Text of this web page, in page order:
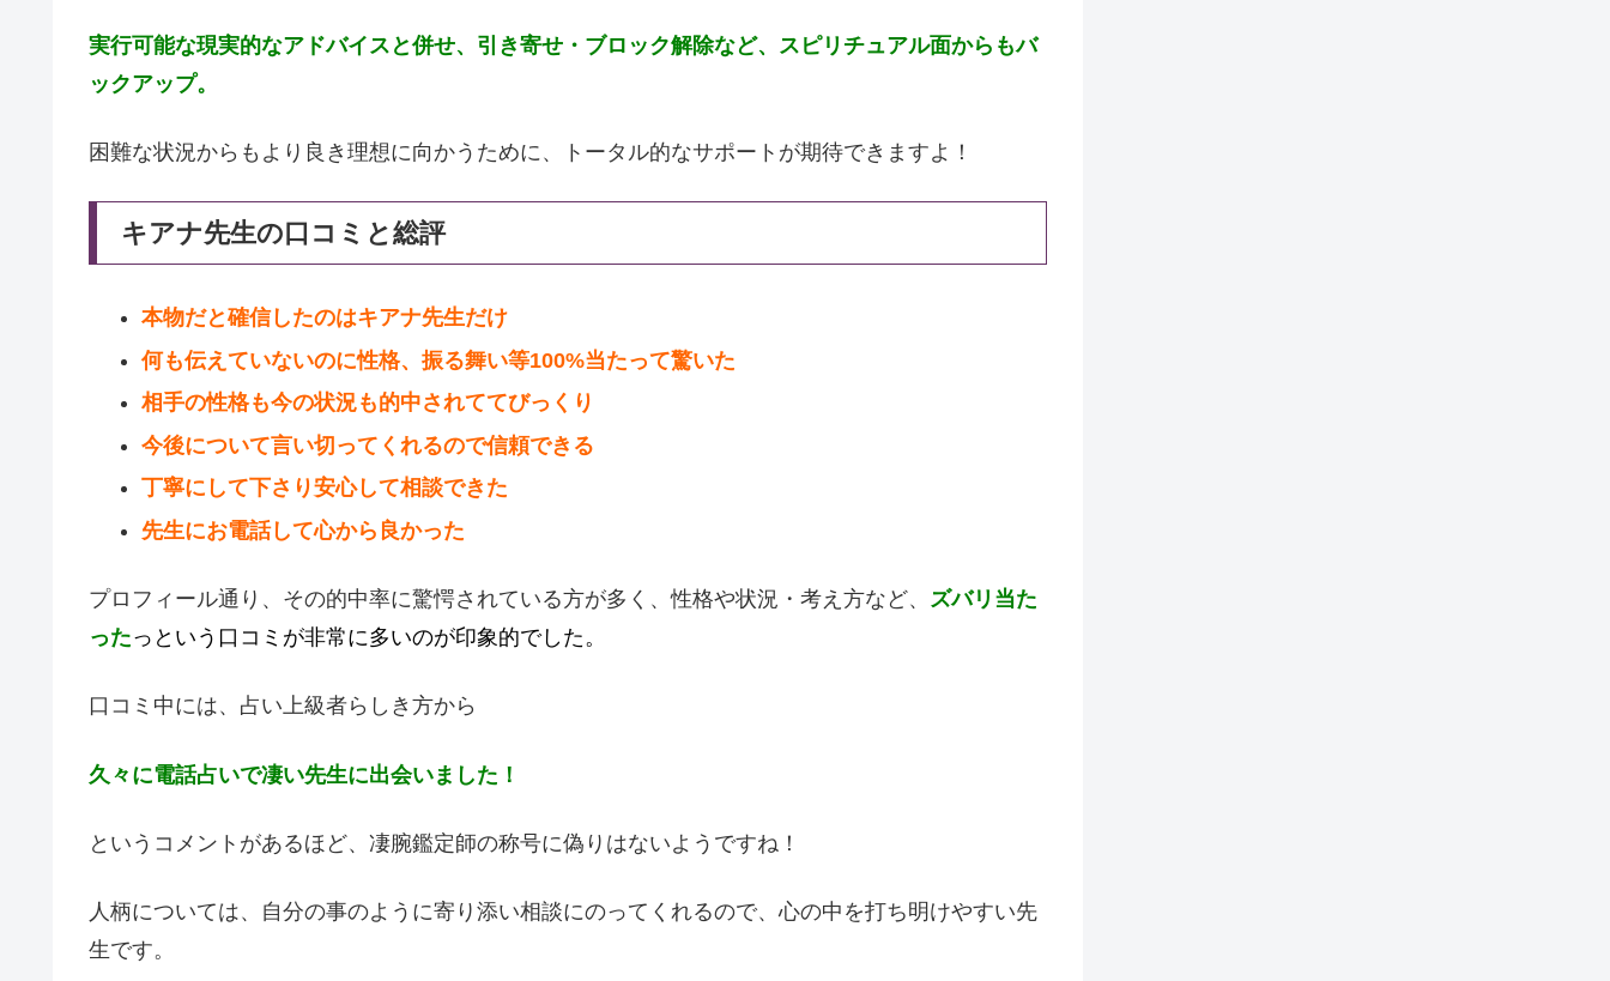
実行可能な現実的なアドバイスと併せ、引き寄せ・ブロック解除など、スピリチュアル面からもバ
ックアップ。
困難な状況からもより良き理想に向かうために、トータル的なサポートが期待できますよ！
キアナ先生の口コミと総評
本物だと確信したのはキアナ先生だけ
何も伝えていないのに性格、振る舞い等100%当たって驚いた
相手の性格も今の状況も的中されててびっくり
今後について言い切ってくれるので信頼できる
丁寧にして下さり安心して相談できた
先生にお電話して心から良かった
プロフィール通り、その的中率に驚愕されている方が多く、性格や状況・考え方など、 ズバリ当た
ったっという口コミが非常に多いのが印象的でした。
口コミ中には、占い上級者らしき方から
久々に電話占いで凄い先生に出会いました！
というコメントがあるほど、凄腕鑑定師の称号に偽りはないようですね！
人柄については、自分の事のように寄り添い相談にのってくれるので、心の中を打ち明けやすい先
生です。